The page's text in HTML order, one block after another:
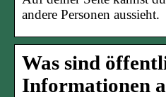
andere Personen aussieht.
Was sind
Informationen